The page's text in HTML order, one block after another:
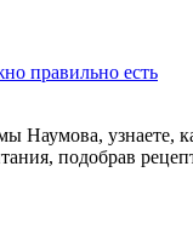
правильно есть
Наумова, узнаете,
подобрав